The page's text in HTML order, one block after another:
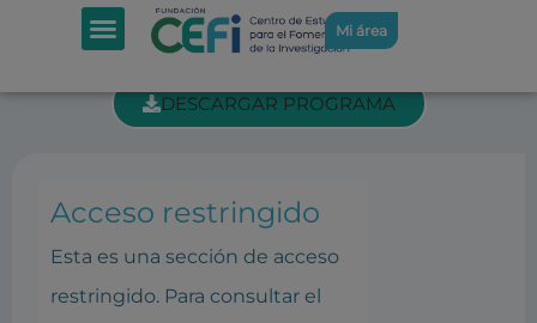
Mi área
SECCIÓN INTRANET: DIA MUNDIAL
DESCARGAR PROGRAMA
Acceso restringido
Esta es una sección de acceso
restringido. Para consultar el